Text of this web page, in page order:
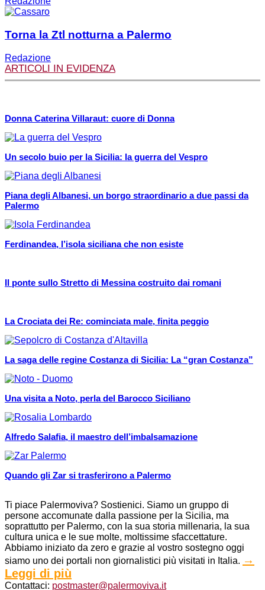
Torna la Ztl notturna a Palermo
Redazione
ARTICOLI IN EVIDENZA
Donna Caterina Villaraut: cuore di Donna
Un secolo buio per la Sicilia: la guerra del Vespro
Piana degli Albanesi, un borgo straordinario a due passi da
Palermo
Ferdinandea, l’isola siciliana che non esiste
Il ponte sullo Stretto di Messina costruito dai romani
La Crociata dei Re: cominciata male, finita peggio
La saga delle regine Costanza di Sicilia: La “gran Costanza”
Una visita a Noto, perla del Barocco Siciliano
Alfredo Salafia, il maestro dell’imbalsamazione
Quando gli Zar si trasferirono a Palermo
Ti piace Palermoviva? Sostienici. Siamo un gruppo di
persone accomunate dalla passione per la Sicilia, ma
soprattutto per Palermo, con la sua storia millenaria, la sua
cultura unica e le sue molte, moltissime sfaccettature.
Abbiamo iniziato da zero e grazie al vostro sostegno oggi
siamo uno dei portali non giornalistici più visitati in Italia. →
Leggi di più
Contattaci: postmaster@palermoviva.it